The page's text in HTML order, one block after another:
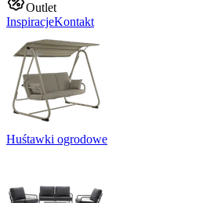
Outlet
InspiracjeKontakt
Huśtawki ogrodowe